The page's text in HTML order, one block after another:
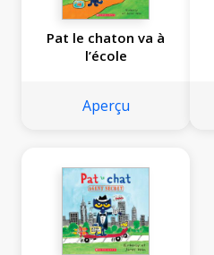
Pat le chaton va à
l’école
Aperçu